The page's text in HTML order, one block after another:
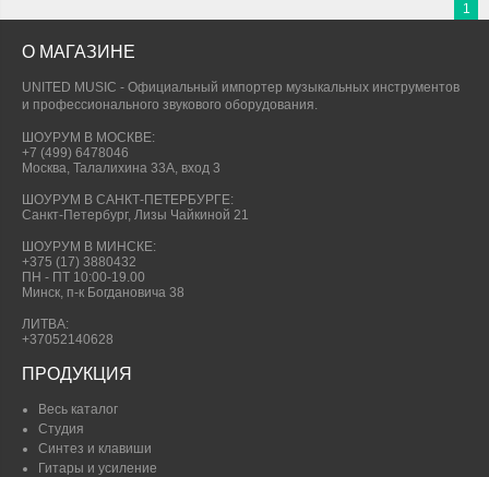
1
О МАГАЗИНЕ
UNITED MUSIC - Официальный импортер музыкальных инструментов
и профессионального звукового оборудования.
ШОУРУМ В МОСКВЕ:
+7 (499) 6478046
Москва, Талалихина 33А, вход 3
ШОУРУМ В САНКТ-ПЕТЕРБУРГЕ:
Санкт-Петербург, Лизы Чайкиной 21
ШОУРУМ В МИНСКЕ:
+375 (17) 3880432
ПН - ПТ 10:00-19.00
Минск, п-к Богдановича 38
ЛИТВА:
+37052140628
ПРОДУКЦИЯ
Весь каталог
Студия
Синтез и клавиши
Гитары и усиление